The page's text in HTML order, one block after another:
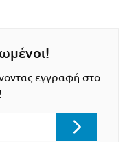
εγγραφή στο